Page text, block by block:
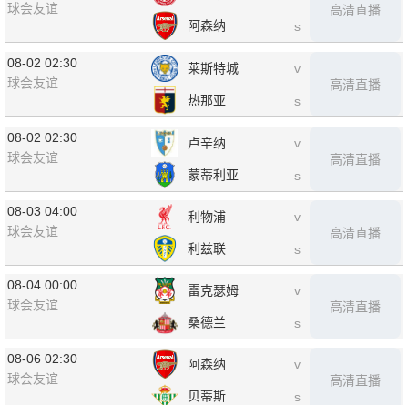
球会友谊
阿森纳 s
高清直播
08-02 02:30
球会友谊
莱斯特城
热那亚
v
s
高清直播
08-02 02:30
球会友谊
卢辛纳
蒙蒂利亚
v
s
高清直播
08-03 04:00
球会友谊
利物浦
利兹联
v
s
高清直播
08-04 00:00
球会友谊
雷克瑟姆
桑德兰
v
s
高清直播
08-06 02:30
球会友谊
阿森纳
贝蒂斯
v
s
高清直播